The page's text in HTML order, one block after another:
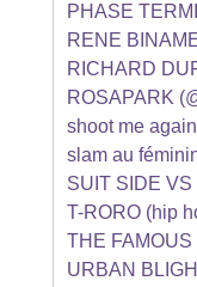
PHASE
RENE
RICHARD
ROSAPARK
shoot me again
slam au
SUIT SIDE
T-RORO (hip
THE
URBAN